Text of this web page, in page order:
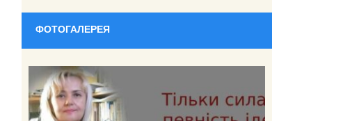
ФОТОГАЛЕРЕЯ